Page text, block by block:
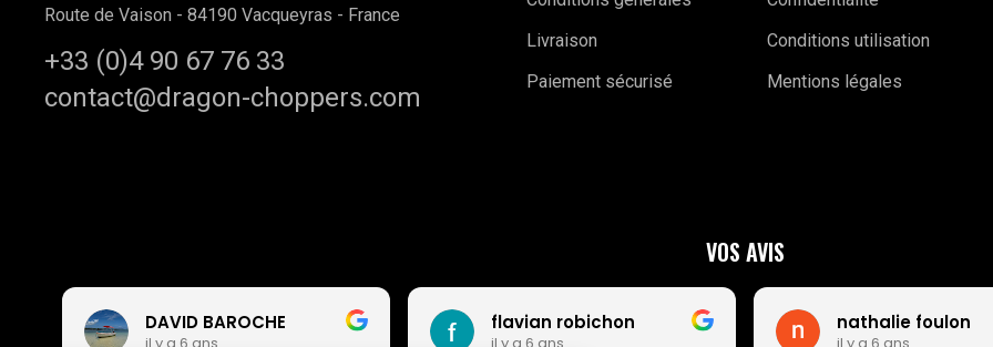
Route de Vaison - 84190 Vacqueyras - France
+33 (0)4 90 67 76 33
contact@dragon-choppers.com
Livraison
Paiement sécurisé
Conditions utilisation
Mentions légales
VOS AVIS
DAVID BAROCHE
il y a 6 ans
flavian robichon
il y a 6 ans
nathalie foulon
il y a 6 ans